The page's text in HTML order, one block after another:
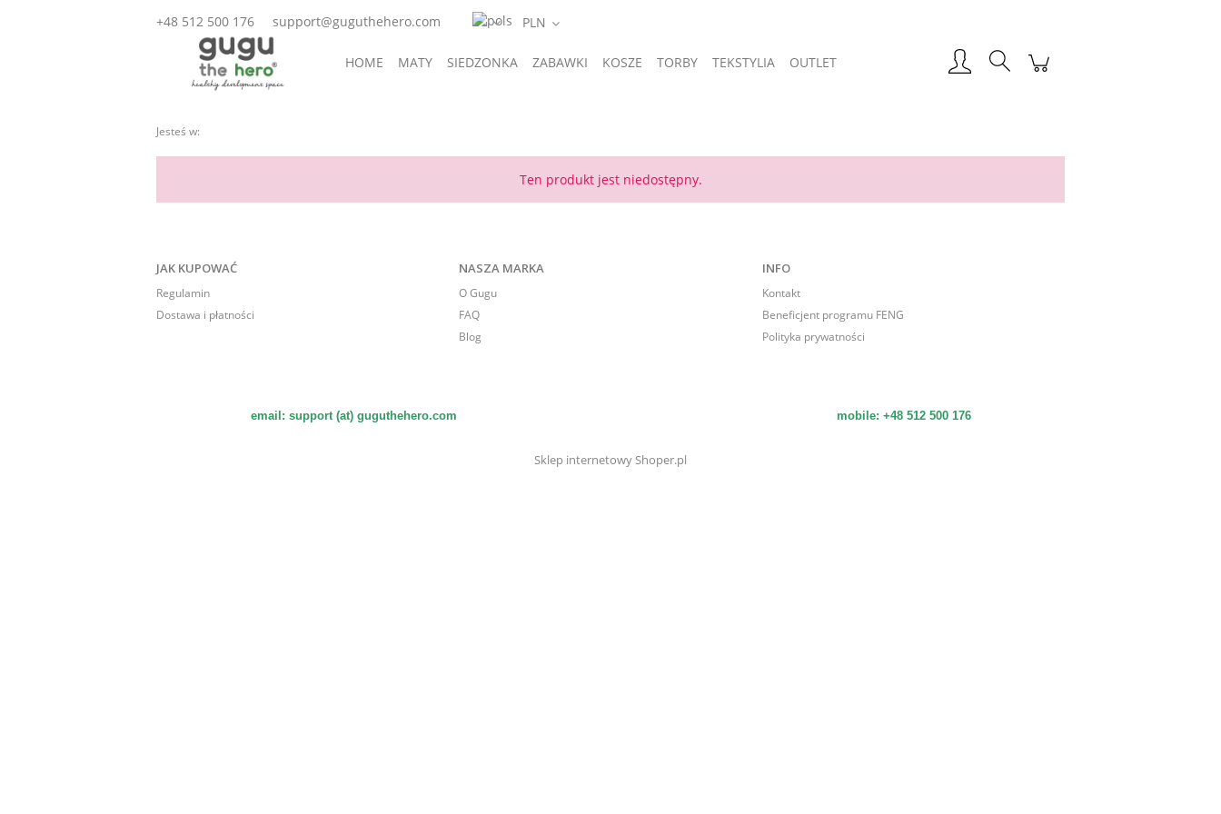
+48 512 500 176 support@guguthehero.com
HOME MATY SIEDZONKA ZABAWKI KOSZE TORBY TEKSTYLIA OUTLET
Jesteś w:
Ten produkt jest niedostępny.
JAK KUPOWAĆ
Regulamin
Dostawa i płatności
NASZA MARKA
O Gugu
FAQ
Blog
INFO
Kontakt
Beneficjent programu FENG
Polityka prywatności
email: support (at) guguthehero.com mobile: +48 512 500 176
Sklep internetowy Shoper.pl